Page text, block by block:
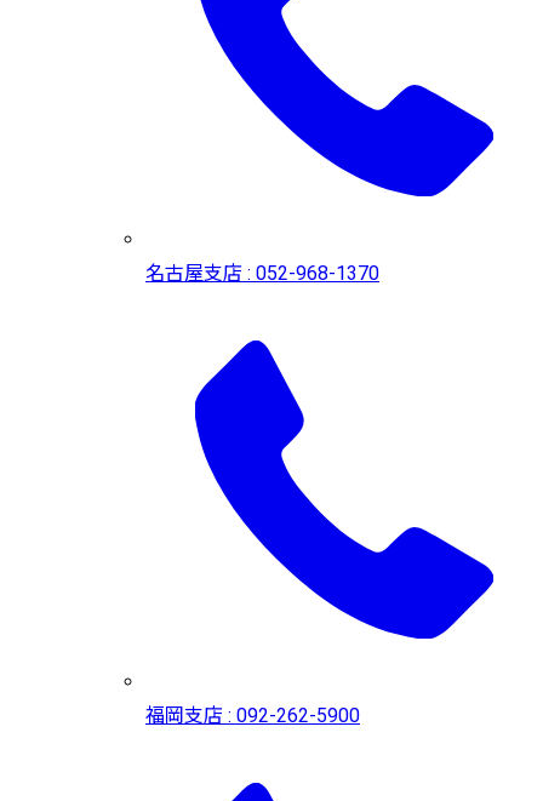
名古屋支店 : 052-968-1370
福岡支店 : 092-262-5900